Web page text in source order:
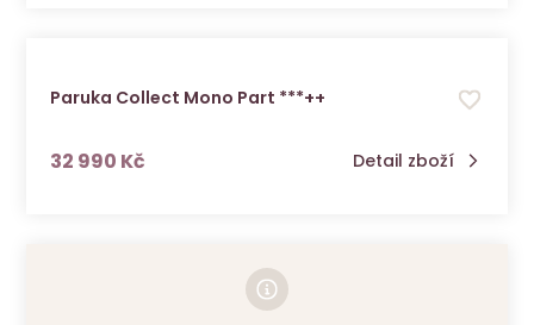
Paruka Collect Mono Part ***++
32 990 Kč Detail zboží